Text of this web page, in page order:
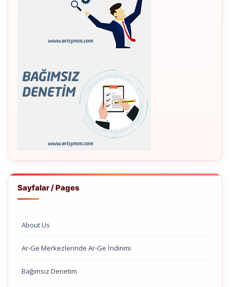
Sayfalar / Pages
About Us
Ar-Ge Merkezlerinde Ar-Ge İndirimi
Bağımsız Denetim